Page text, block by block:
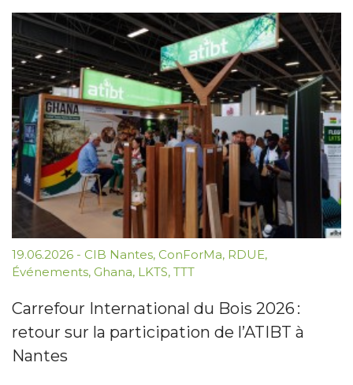
19.06.2026 - CIB Nantes, ConForMa, RDUE,
Événements, Ghana, LKTS, TTT
Carrefour International du Bois 2026 :
retour sur la participation de l’ATIBT à
Nantes